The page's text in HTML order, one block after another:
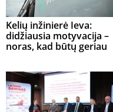
Kelių inžinierė Ieva:
didžiausia motyvacija –
noras, kad būtų geriau